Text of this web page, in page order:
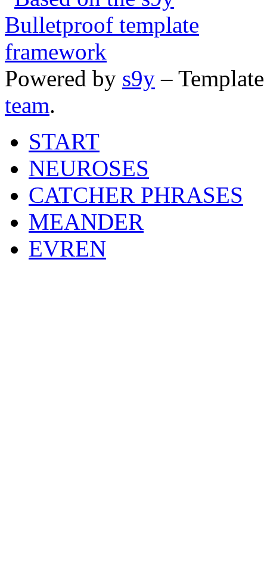
Powered by s9y –
team.
START
NEUROSES
CATCHER PHRASES
MEANDER
EVREN